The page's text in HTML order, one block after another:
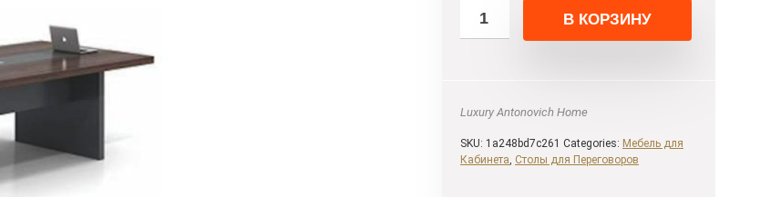
В КОРЗИНУ
Luxury Antonovich Home
SKU: 1a248bd7c261 Categories: Мебель для
Кабинета, Столы для Переговоров